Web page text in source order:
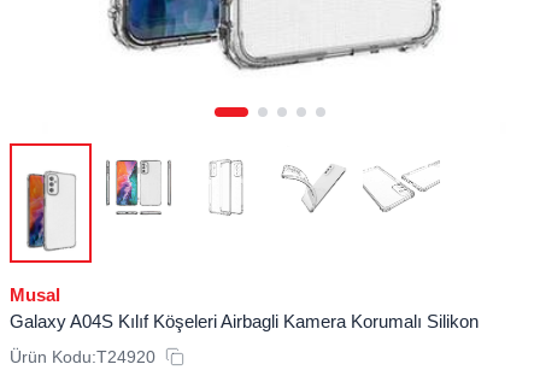
Musal
Galaxy A04S Kılıf Köşeleri Airbagli Kamera Korumalı Silikon
Ürün Kodu:T24920